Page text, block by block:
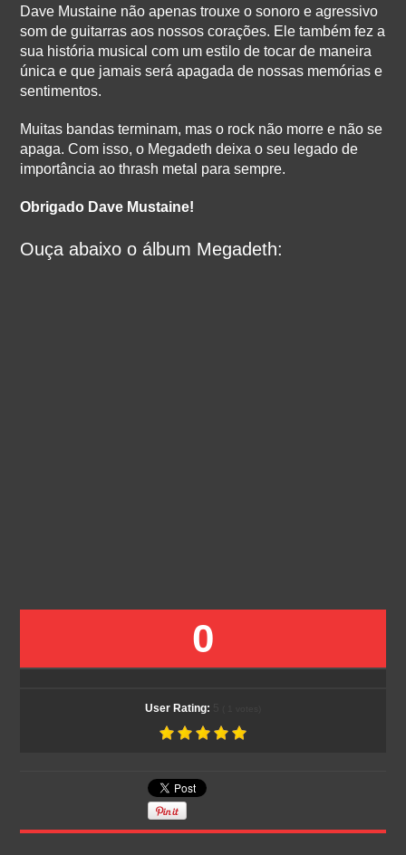
Dave Mustaine não apenas trouxe o sonoro e agressivo
som de guitarras aos nossos corações. Ele também fez a
sua história musical com um estilo de tocar de maneira
única e que jamais será apagada de nossas memórias e
sentimentos.
Muitas bandas terminam, mas o rock não morre e não se
apaga. Com isso, o Megadeth deixa o seu legado de
importância ao thrash metal para sempre.
Obrigado Dave Mustaine!
Ouça abaixo o álbum Megadeth:
0
User Rating: